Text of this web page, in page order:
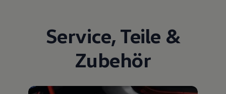
Service, Teile &
Zubehör